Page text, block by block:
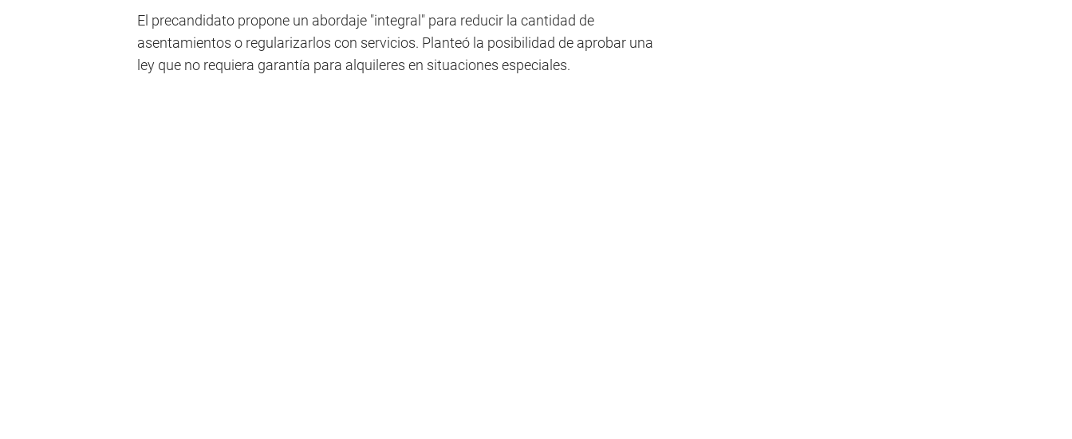
El precandidato propone un abordaje "integral" para reducir la cantidad de
asentamientos o regularizarlos con servicios. Planteó la posibilidad de aprobar una
ley que no requiera garantía para alquileres en situaciones especiales.